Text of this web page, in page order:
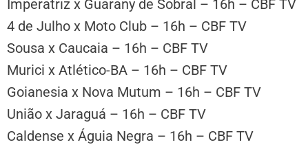
Imperatriz x Guarany de Sobral – 16h – CBF TV
4 de Julho x Moto Club – 16h – CBF TV
Sousa x Caucaia – 16h – CBF TV
Murici x Atlético-BA – 16h – CBF TV
Goianesia x Nova Mutum – 16h – CBF TV
União x Jaraguá – 16h – CBF TV
Caldense x Águia Negra – 16h – CBF TV